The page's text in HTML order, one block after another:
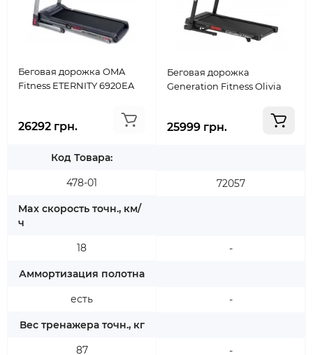
Беговая дорожка OMA
Fitness ETERNITY 6920EA
26292 грн.
Код Товара:
478-01
Max скорость точн., км/
ч
18
Аммортизация полотна
есть
Вес тренажера точн., кг
87
Беговая дорожка
Generation Fitness Olivia
25999 грн.
72057
-
-
-